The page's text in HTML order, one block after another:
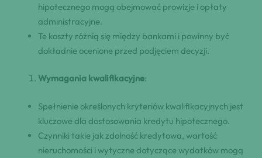
hipotecznego mogą obejmować prowizje i opłaty
administracyjne.
Te koszty różnią się między bankami i powinny być
dokładnie ocenione przed podjęciem decyzji.
Wymagania kwalifikacyjne:
Spełnienie określonych kryteriów kwalifikacyjnych jest
kluczowe dla dostosowania kredytu hipotecznego.
Czynniki takie jak zdolność kredytowa, wartość
nieruchomości i wytyczne dotyczące wydatków mogą